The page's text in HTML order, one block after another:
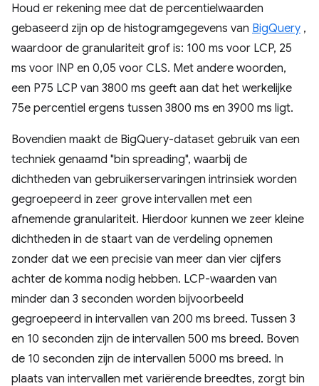
Houd er rekening mee dat de percentielwaarden
gebaseerd zijn op de histogramgegevens van BigQuery ,
waardoor de granulariteit grof is: 100 ms voor LCP, 25
ms voor INP en 0,05 voor CLS. Met andere woorden,
een P75 LCP van 3800 ms geeft aan dat het werkelijke
75e percentiel ergens tussen 3800 ms en 3900 ms ligt.
Bovendien maakt de BigQuery-dataset gebruik van een
techniek genaamd "bin spreading", waarbij de
dichtheden van gebruikerservaringen intrinsiek worden
gegroepeerd in zeer grove intervallen met een
afnemende granulariteit. Hierdoor kunnen we zeer kleine
dichtheden in de staart van de verdeling opnemen
zonder dat we een precisie van meer dan vier cijfers
achter de komma nodig hebben. LCP-waarden van
minder dan 3 seconden worden bijvoorbeeld
gegroepeerd in intervallen van 200 ms breed. Tussen 3
en 10 seconden zijn de intervallen 500 ms breed. Boven
de 10 seconden zijn de intervallen 5000 ms breed. In
plaats van intervallen met variërende breedtes, zorgt bin